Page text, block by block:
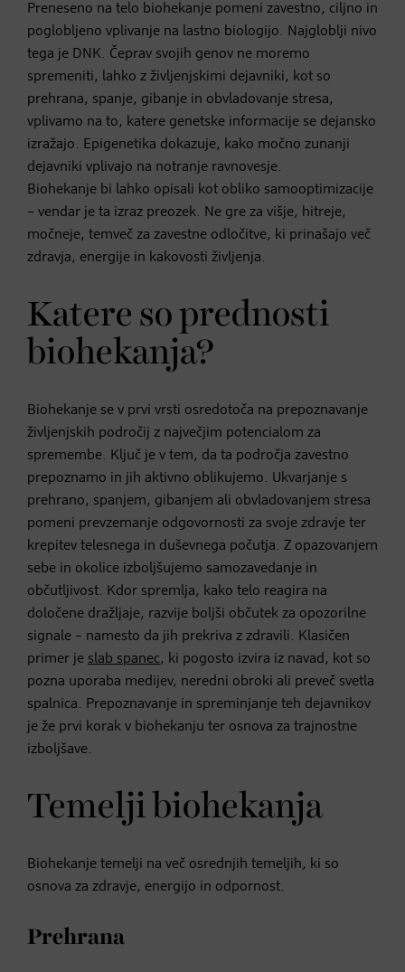
Preneseno na telo biohekanje pomeni zavestno, ciljno in
poglobljeno vplivanje na lastno biologijo. Najgloblji nivo
tega je DNK. Čeprav svojih genov ne moremo
spremeniti, lahko z življenjskimi dejavniki, kot so
prehrana, spanje, gibanje in obvladovanje stresa,
vplivamo na to, katere genetske informacije se dejansko
izražajo. Epigenetika dokazuje, kako močno zunanji
dejavniki vplivajo na notranje ravnovesje.
Biohekanje bi lahko opisali kot obliko samooptimizacije
– vendar je ta izraz preozek. Ne gre za višje, hitreje,
močneje, temveč za zavestne odločitve, ki prinašajo več
zdravja, energije in kakovosti življenja.
Katere so prednosti
biohekanja?
Biohekanje se v prvi vrsti osredotoča na prepoznavanje
življenjskih področij z največjim potencialom za
spremembe. Ključ je v tem, da ta področja zavestno
prepoznamo in jih aktivno oblikujemo. Ukvarjanje s
prehrano, spanjem, gibanjem ali obvladovanjem stresa
pomeni prevzemanje odgovornosti za svoje zdravje ter
krepitev telesnega in duševnega počutja. Z opazovanjem
sebe in okolice izboljšujemo samozavedanje in
občutljivost. Kdor spremlja, kako telo reagira na
določene dražljaje, razvije boljši občutek za opozorilne
signale – namesto da jih prekriva z zdravili. Klasičen
primer je slab spanec, ki pogosto izvira iz navad, kot so
pozna uporaba medijev, neredni obroki ali preveč svetla
spalnica. Prepoznavanje in spreminjanje teh dejavnikov
je že prvi korak v biohekanju ter osnova za trajnostne
izboljšave.
Temelji biohekanja
Biohekanje temelji na več osrednjih temeljih, ki so
osnova za zdravje, energijo in odpornost.
Prehrana